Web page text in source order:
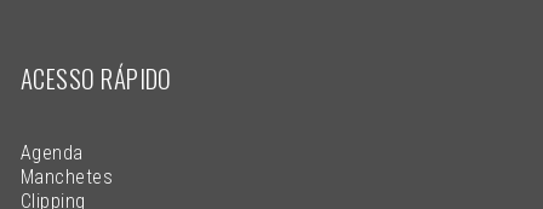
ACESSO RÁPIDO
Agenda
Manchetes
Clipping